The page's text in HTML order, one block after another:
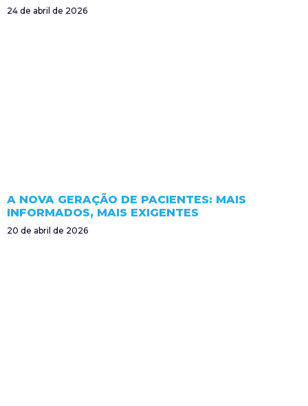
24 de abril de 2026
A NOVA GERAÇÃO DE PACIENTES: MAIS
INFORMADOS, MAIS EXIGENTES
20 de abril de 2026